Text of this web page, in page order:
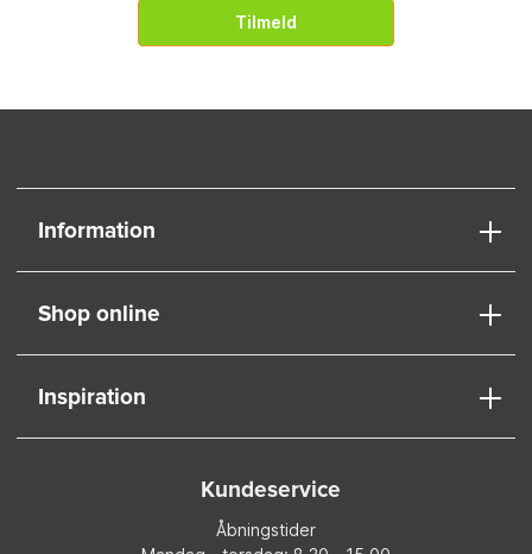
Tilmeld
Information
Shop online
Inspiration
Kundeservice
Åbningstider